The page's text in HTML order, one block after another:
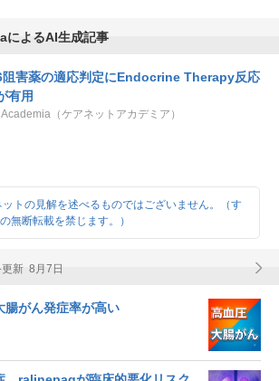
によるAI生成記事
阻害薬の適応判定にEndocrine Therapy反応
有用
（ケアネットアカデミア）
トの見解を述べるものではございません。（す
無断転載を禁じます。）
新 8月7日
腸がん発症率が高い